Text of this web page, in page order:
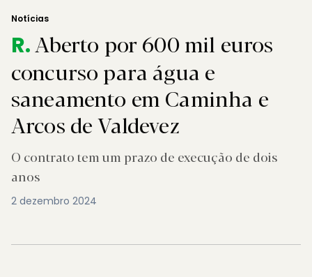
Notícias
R.Aberto por 600 mil euros
concurso para água e
saneamento em Caminha e
Arcos de Valdevez
O contrato tem um prazo de execução de dois
anos
2 dezembro 2024